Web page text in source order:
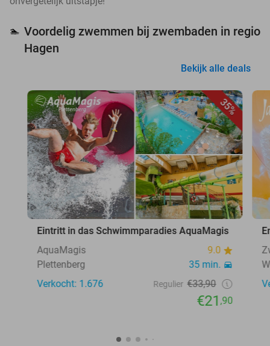
🏊 Voordelig zwemmen bij zwembaden in regio
Hagen
Bekijk alle deals
35%
Eintritt in das Schwimmparadies AquaMagis
AquaMagis
9.0
Plettenberg
35 min.
Verkocht: 1.676
Regulier €33,90
€21,90